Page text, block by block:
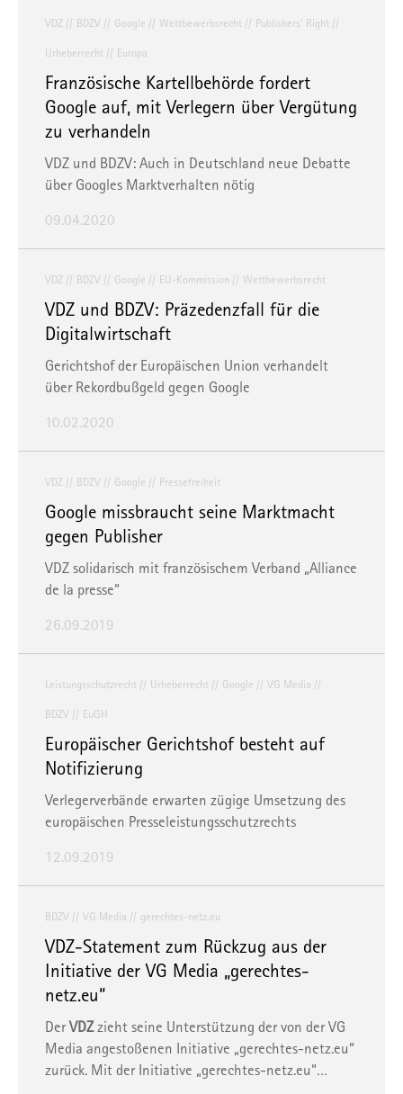
Sie können Ihre Präferenzen jederzeit anpassen sowie Ihre
Einwilligung widerrufen, indem Sie uns per E-Mail
Sie in unsererDatenschutzerklärung und unserem
Impressum.
VDZ BDZV Google Wettbewerbsrecht Publishers' Right
Urheberrecht Europa
Französische Kartellbehörde fordert
Google auf, mit Verlegern über Vergütung
zu verhandeln
VDZ und BDZV: Auch in Deutschland neue Debatte
über Googles Marktverhalten nötig
09.04.2020
VDZ BDZV Google EU-Kommission Wettbewerbsrecht
VDZ und BDZV: Präzedenzfall für die
Digitalwirtschaft
Gerichtshof der Europäischen Union verhandelt
über Rekordbußgeld gegen Google
10.02.2020
VDZ BDZV Google Pressefreiheit
Google missbraucht seine Marktmacht
gegen Publisher
VDZ solidarisch mit französischem Verband „Alliance
de la presse“
26.09.2019
Leistungsschutzrecht Urheberrecht Google VG Media
BDZV EuGH
Europäischer Gerichtshof besteht auf
Notifizierung
Verlegerverbände erwarten zügige Umsetzung des
europäischen Presseleistungsschutzrechts
12.09.2019
BDZV VG Media gerechtes-netz.eu
VDZ-Statement zum Rückzug aus der
Initiative der VG Media „gerechtes-
netz.eu“
DerVDZzieht seine Unterstützung der von der VG
Media angestoßenen Initiative „gerechtes-netz.eu“
zurück. Mit der Initiative „gerechtes-netz.eu“…